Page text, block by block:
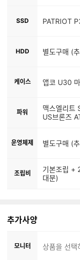
SSD PATRIOT
HDD 별도구매 (
케이스 앱코 U30
파워
맥스엘리트
US브론즈
운영체제 별도구매 (
조립비
기본조립 +
대분)
추가사양
모니터 상품을 선택